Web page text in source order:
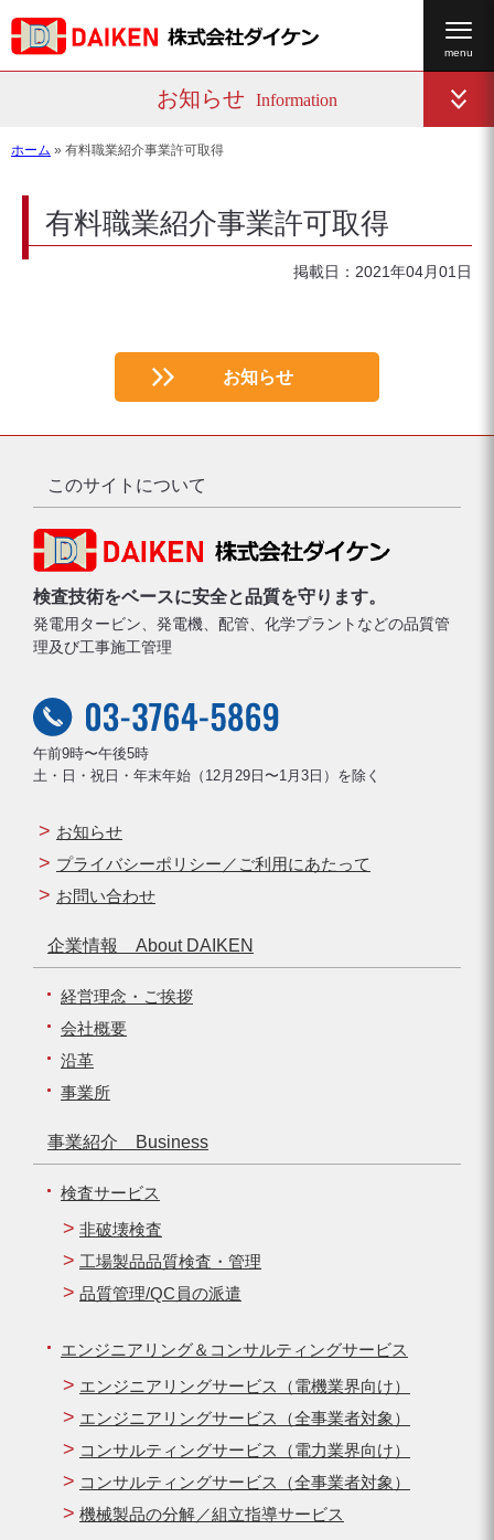
お知らせ Information
ホーム » 有料職業紹介事業許可取得
有料職業紹介事業許可取得
掲載日：2021年04月01日
お知らせ
このサイトについて
検査技術をベースに安全と品質を守ります。
発電用タービン、発電機、配管、化学プラントなどの品質管
理及び工事施工管理
午前9時〜午後5時
土・日・祝日・年末年始（12月29日〜1月3日）を除く
お知らせ
プライバシーポリシー／ご利用にあたって
お問い合わせ
企業情報 About DAIKEN
経営理念・ご挨拶
会社概要
沿革
事業所
事業紹介 Business
検査サービス
非破壊検査
工場製品品質検査・管理
品質管理/QC員の派遣
エンジニアリング＆コンサルティングサービス
エンジニアリングサービス（電機業界向け）
エンジニアリングサービス（全事業者対象）
コンサルティングサービス（電力業界向け）
コンサルティングサービス（全事業者対象）
機械製品の分解／組立指導サービス